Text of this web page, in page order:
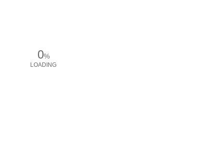
0%
LOADING